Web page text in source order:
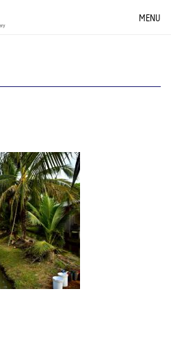
MENU